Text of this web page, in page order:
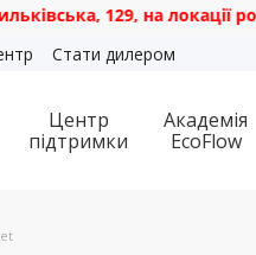
129, на локації
Стати дилером
Центр
підтримки
Академія
EcoFlow